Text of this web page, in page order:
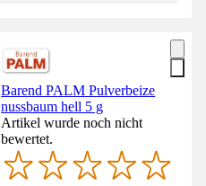
Barend PALM Pulverbeize
nussbaum hell 5 g
Artikel wurde noch nicht
bewertet.